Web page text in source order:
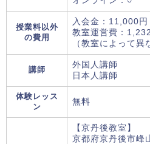
授業料以外
の費用
入会金：11,000円
教室運営費：
（教室によって異
講師
外国人講師
日本人講師
体験レッス
ン
無料
【京丹後教室】
京都府京丹後市